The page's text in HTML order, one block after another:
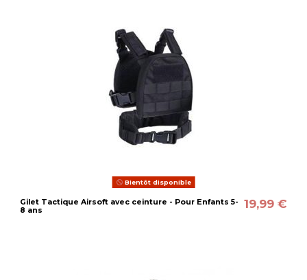
Bientôt disponible
Gilet Tactique Airsoft avec ceinture - Pour Enfants 5-
8 ans
19,99 €